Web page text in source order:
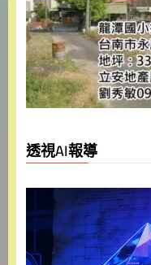
透視AI報導